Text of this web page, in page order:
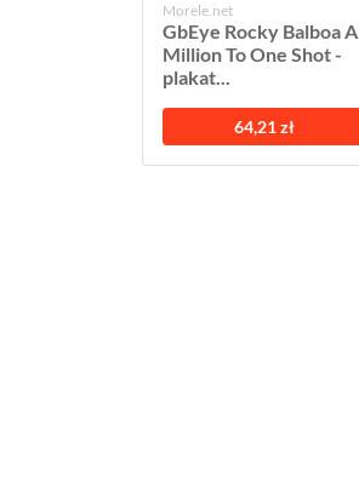
Morele.net
GbEye Rocky Balboa A
Million To One Shot -
plakat...
64,21 zł